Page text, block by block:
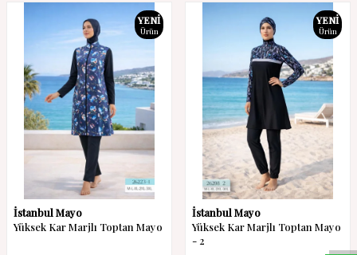
W
h
a
s
a
p
p
D
e
s
t
e
H
a
t
t
YENI
Ürün
İstanbul Mayo
Yüksek Kar Marjlı Toptan Mayo
YENI
Ürün
İstanbul Mayo
Yüksek Kar Marjlı Toptan Mayo
- 2